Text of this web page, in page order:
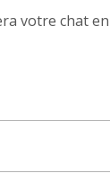
votre chat